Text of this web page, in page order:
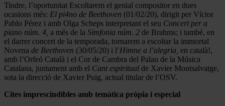
Tindre, l’oportunitat Escoltarem el genial compositor en dues
ocasions més: El pi4no de Beethoven (01/02/20), dirigit per Víctor
Pablo Pérez i amb Olga Scheps interpretant el seu Concert per a
piano núm. 4, a més de la Simfonia núm. 2 de Brahms; i també, en
el darrer concert de la temporada, tornarem a escoltar la immortal
Novena de Beethoven (30/05/20) i l’Himne a l’alegria, en català!,
amb l’Orfeó Català i el Cor de Cambra del Palau de la Música
Catalana, juntament amb el Cant espiritual de Xavier Montsalvatge,
sota la direcció de Xavier Puig, actual titular de l’OSV.
Cites imprescindibles amb temàtica pròpia i especial